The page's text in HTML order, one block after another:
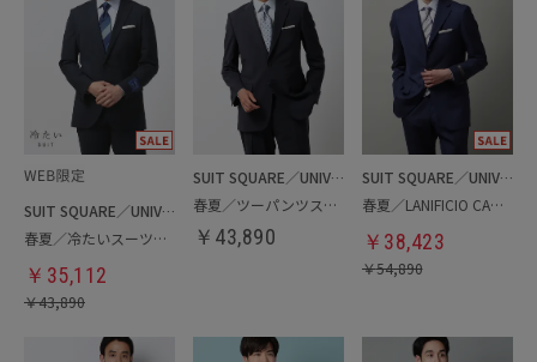
SUIT SQUARE／UNIVERSAL LANGUAGE
春夏／冷たいスーツ／ツーパンツ
￥ 35,112
￥43,890
SUIT SQUARE／UNIVERSAL LANGUAGE
春夏／ツーパンツスーツ
￥ 43,890
SUIT SQUARE／UNIVERSAL LANGUAGE
春夏／LANIFICIO CAMPORE／ツーパンツスーツ
￥ 38,423
￥54,890